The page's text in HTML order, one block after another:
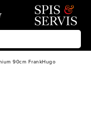
90cm FrankHugo